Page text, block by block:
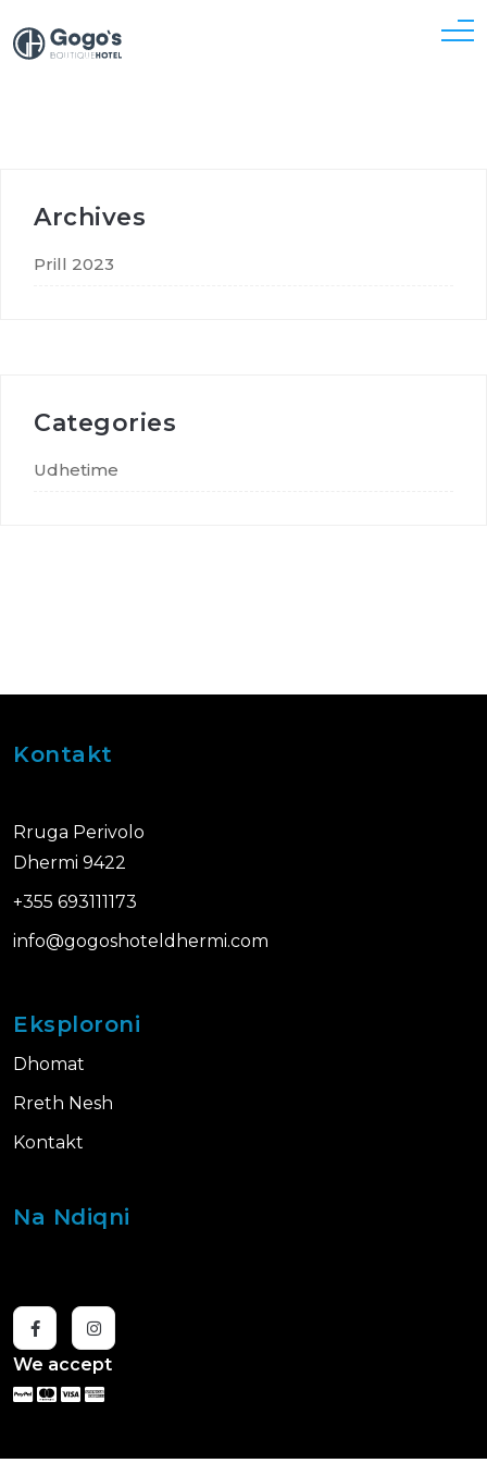
Archives
Prill 2023
Categories
Udhetime
Kontakt
Rruga Perivolo
Dhermi 9422
+355 693111173
info@gogoshoteldhermi.com
Eksploroni
Dhomat
Rreth Nesh
Kontakt
Na Ndiqni
We accept